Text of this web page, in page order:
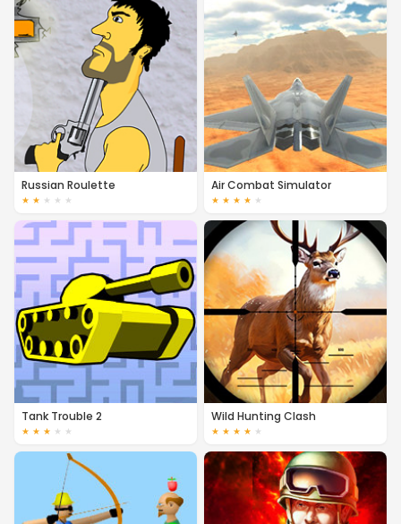
Russian Roulette
★ ★ ★ ★ ★
Air Combat Simulator
★ ★ ★ ★ ★
Tank Trouble 2
★ ★ ★ ★ ★
Wild Hunting Clash
★ ★ ★ ★ ★